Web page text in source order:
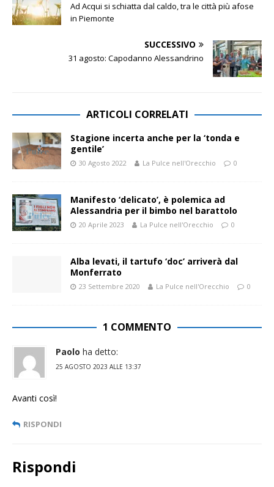
Ad Acqui si schiatta dal caldo, tra le città più afose
in Piemonte
SUCCESSIVO
31 agosto: Capodanno Alessandrino
ARTICOLI CORRELATI
Stagione incerta anche per la ‘tonda e
gentile’
30 Agosto 2022 La Pulce nell'Orecchio 0
Manifesto ‘delicato’, è polemica ad
Alessandria per il bimbo nel barattolo
20 Aprile 2023 La Pulce nell'Orecchio 0
Alba levati, il tartufo ‘doc’ arriverà dal
Monferrato
23 Settembre 2020 La Pulce nell'Orecchio 0
1 COMMENTO
Paolo ha detto:
25 AGOSTO 2023 ALLE 13:37
Avanti così!
RISPONDI
Rispondi